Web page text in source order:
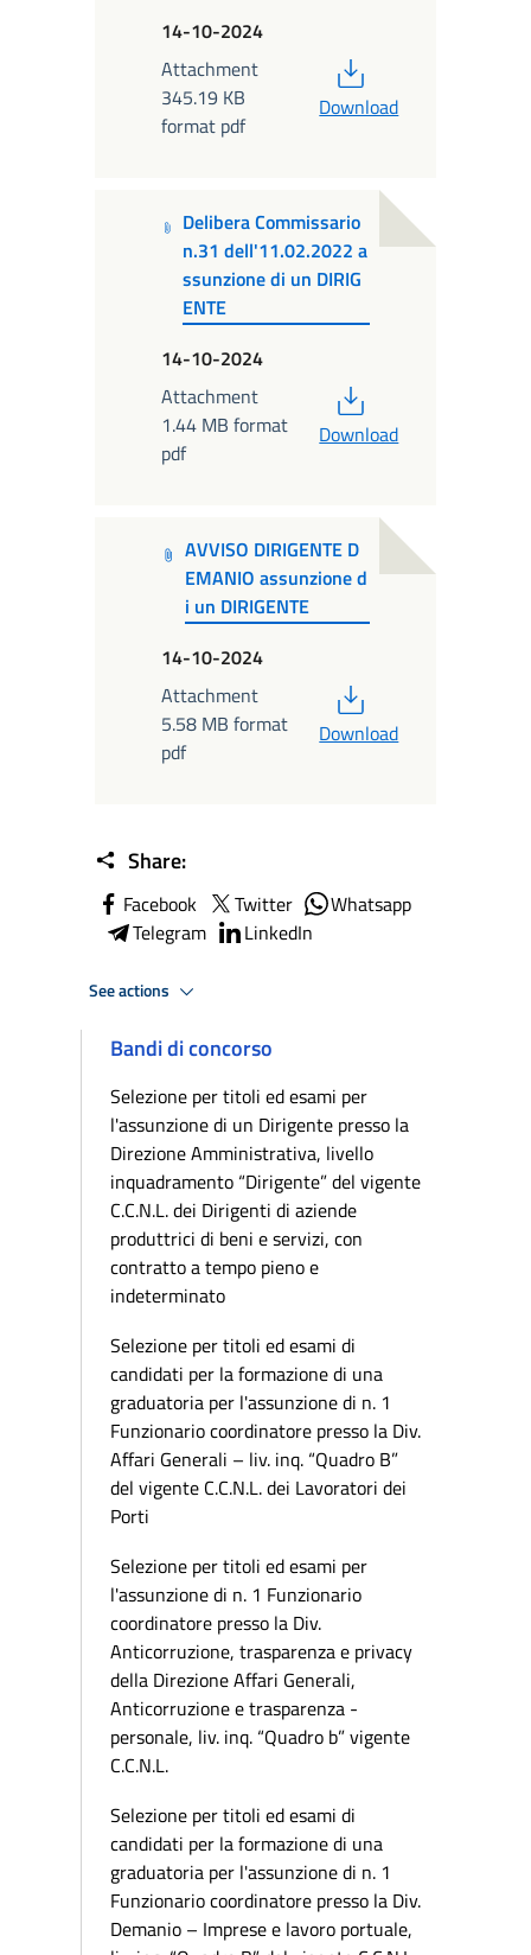
14-10-2024
Attachment
345.19 KB
format pdf
Download
Delibera Commissario
n.31 dell'11.02.2022 a
ssunzione di un DIRIG
ENTE
14-10-2024
Attachment
1.44 MB format
pdf
Download
AVVISO DIRIGENTE D
EMANIO assunzione d
i un DIRIGENTE
14-10-2024
Attachment
5.58 MB format
pdf
Download
Share:
Facebook Twitter
Whatsapp
Telegram
LinkedIn
See actions
Bandi di concorso
Selezione per titoli ed esami per
l'assunzione di un Dirigente presso la
Direzione Amministrativa, livello
inquadramento “Dirigente” del vigente
C.C.N.L. dei Dirigenti di aziende
produttrici di beni e servizi, con
contratto a tempo pieno e
indeterminato
Selezione per titoli ed esami di
candidati per la formazione di una
graduatoria per l'assunzione di n. 1
Funzionario coordinatore presso la Div.
Affari Generali – liv. inq. “Quadro B”
del vigente C.C.N.L. dei Lavoratori dei
Porti
Selezione per titoli ed esami per
l'assunzione di n. 1 Funzionario
coordinatore presso la Div.
Anticorruzione, trasparenza e privacy
della Direzione Affari Generali,
Anticorruzione e trasparenza -
personale, liv. inq. “Quadro b” vigente
C.C.N.L.
Selezione per titoli ed esami di
candidati per la formazione di una
graduatoria per l'assunzione di n. 1
Funzionario coordinatore presso la Div.
Demanio – Imprese e lavoro portuale,